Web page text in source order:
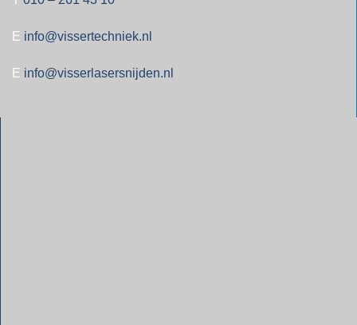
E info@vissertechniek.nl
E info@visserlasersnijden.nl